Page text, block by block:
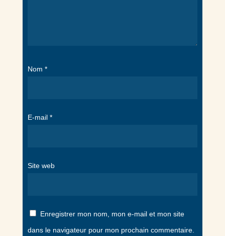
Nom *
E-mail *
Site web
Enregistrer mon nom, mon e-mail et mon site
dans le navigateur pour mon prochain commentaire.